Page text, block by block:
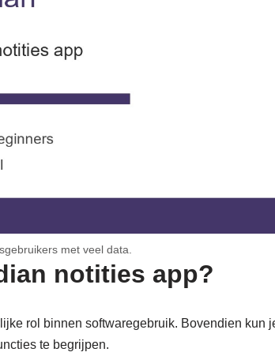
met veel data.
notities app?
rol binnen softwaregebruik. Bovendien kun
te begrijpen.